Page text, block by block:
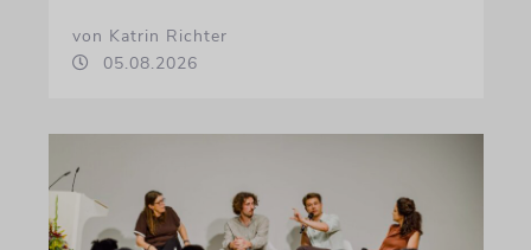
von Katrin Richter
05.08.2026